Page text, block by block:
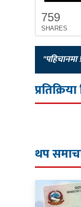
759
SHARES
"पहिचानमा
थप